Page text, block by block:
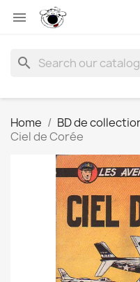

search
Home BD de
Ciel de Corée